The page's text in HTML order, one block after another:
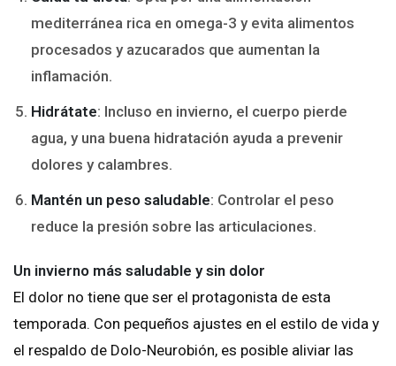
mediterránea rica en omega-3 y evita alimentos
procesados y azucarados que aumentan la
inflamación.
Hidrátate: Incluso en invierno, el cuerpo pierde
agua, y una buena hidratación ayuda a prevenir
dolores y calambres.
Mantén un peso saludable: Controlar el peso
reduce la presión sobre las articulaciones.
Un invierno más saludable y sin dolor
El dolor no tiene que ser el protagonista de esta
temporada. Con pequeños ajustes en el estilo de vida y
el respaldo de Dolo-Neurobión, es posible aliviar las